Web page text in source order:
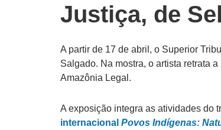
Justiça, de
A partir de 17 de abril, o Superior
Salgado. Na mostra, o artista retrata
Amazônia Legal.
A exposição integra as atividades do
internacional Povos Indígenas: